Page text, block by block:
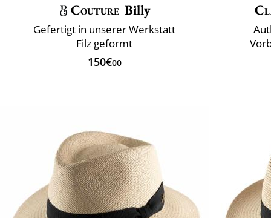
Couture Billy
Gefertigt in unserer Werkstatt
Filz geformt
150€00